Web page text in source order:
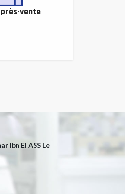
vente
Ibn El ASS Le